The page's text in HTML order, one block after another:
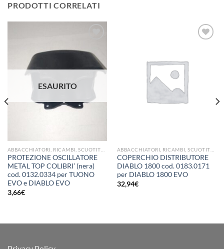
PRODOTTI CORRELATI
Aggiungi
alla lista
ESAURITO
PROTEZIONE OSCILLATORE
METAL TOP COLIBRI’ (nera)
cod. 0132.0334 per TUONO
EVO e DIABLO EVO
3,66€
COPERCHIO DISTRIBUTORE
DIABLO 1800 cod. 0183.0171
per DIABLO 1800 EVO
32,94€